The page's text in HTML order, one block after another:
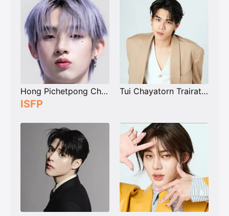
Hong Pichetpong Chiradatesakunvong
ISFP
Tui Chayatorn Trairattanapradit